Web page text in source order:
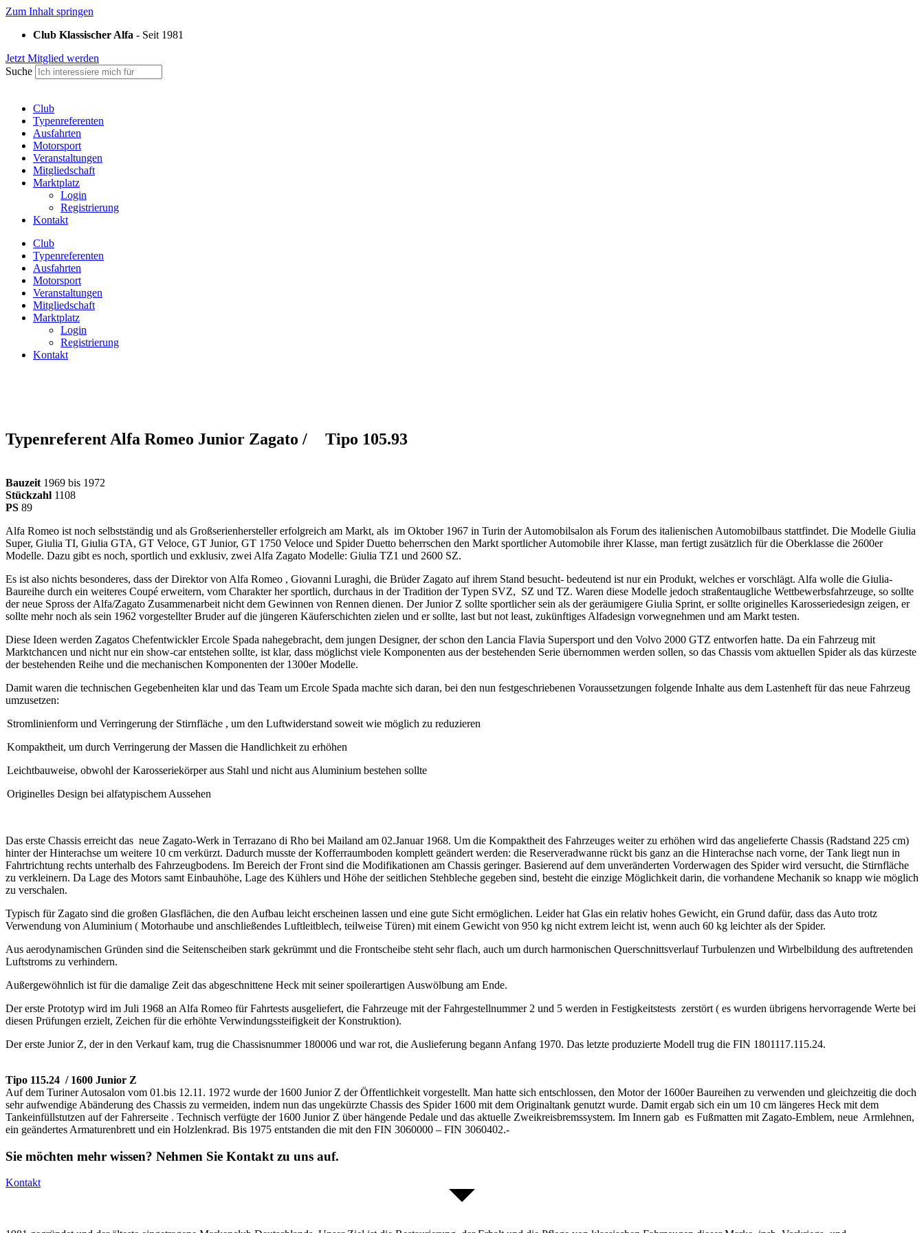
Zum Inhalt springen
Club Klassischer Alfa - Seit 1981
Jetzt Mitglied werden
Suche
Club
Typenreferenten
Ausfahrten
Motorsport
Veranstaltungen
Mitgliedschaft
Marktplatz
Login
Registrierung
Kontakt
Club
Typenreferenten
Ausfahrten
Motorsport
Veranstaltungen
Mitgliedschaft
Marktplatz
Login
Registrierung
Kontakt
Typenreferent Alfa Romeo Junior Zagato / Tipo 105.93
Bauzeit 1969 bis 1972
Stückzahl 1108
PS 89
Alfa Romeo ist noch selbstständig und als Großserienhersteller erfolgreich am Markt, als im Oktober 1967 in Turin der Automobilsalon als Forum des italienischen Automobilbaus stattfindet. Die Modelle Giulia
Super, Giulia TI, Giulia GTA, GT Veloce, GT Junior, GT 1750 Veloce und Spider Duetto beherrschen den Markt sportlicher Automobile ihrer Klasse, man fertigt zusätzlich für die Oberklasse die 2600er
Modelle. Dazu gibt es noch, sportlich und exklusiv, zwei Alfa Zagato Modelle: Giulia TZ1 und 2600 SZ.
Es ist also nichts besonderes, dass der Direktor von Alfa Romeo , Giovanni Luraghi, die Brüder Zagato auf ihrem Stand besucht- bedeutend ist nur ein Produkt, welches er vorschlägt. Alfa wolle die Giulia-
Baureihe durch ein weiteres Coupé erweitern, vom Charakter her sportlich, durchaus in der Tradition der Typen SVZ, SZ und TZ. Waren diese Modelle jedoch straßentaugliche Wettbewerbsfahrzeuge, so sollte
der neue Spross der Alfa/Zagato Zusammenarbeit nicht dem Gewinnen von Rennen dienen. Der Junior Z sollte sportlicher sein als der geräumigere Giulia Sprint, er sollte originelles Karosseriedesign zeigen, er
sollte mehr noch als sein 1962 vorgestellter Bruder auf die jüngeren Käuferschichten zielen und er sollte, last but not least, zukünftiges Alfadesign vorwegnehmen und am Markt testen.
Diese Ideen werden Zagatos Chefentwickler Ercole Spada nahegebracht, dem jungen Designer, der schon den Lancia Flavia Supersport und den Volvo 2000 GTZ entworfen hatte. Da ein Fahrzeug mit
Marktchancen und nicht nur ein show-car entstehen sollte, ist klar, dass möglichst viele Komponenten aus der bestehenden Serie übernommen werden sollen, so das Chassis vom aktuellen Spider als das kürzeste
der bestehenden Reihe und die mechanischen Komponenten der 1300er Modelle.
Damit waren die technischen Gegebenheiten klar und das Team um Ercole Spada machte sich daran, bei den nun festgeschriebenen Voraussetzungen folgende Inhalte aus dem Lastenheft für das neue Fahrzeug
umzusetzen:
Stromlinienform und Verringerung der Stirnfläche , um den Luftwiderstand soweit wie möglich zu reduzieren
Kompaktheit, um durch Verringerung der Massen die Handlichkeit zu erhöhen
Leichtbauweise, obwohl der Karosseriekörper aus Stahl und nicht aus Aluminium bestehen sollte
Originelles Design bei alfatypischem Aussehen
Das erste Chassis erreicht das neue Zagato-Werk in Terrazano di Rho bei Mailand am 02.Januar 1968. Um die Kompaktheit des Fahrzeuges weiter zu erhöhen wird das angelieferte Chassis (Radstand 225 cm)
hinter der Hinterachse um weitere 10 cm verkürzt. Dadurch musste der Kofferraumboden komplett geändert werden: die Reserveradwanne rückt bis ganz an die Hinterachse nach vorne, der Tank liegt nun in
Fahrtrichtung rechts unterhalb des Fahrzeugbodens. Im Bereich der Front sind die Modifikationen am Chassis geringer. Basierend auf dem unveränderten Vorderwagen des Spider wird versucht, die Stirnfläche
zu verkleinern. Da Lage des Motors samt Einbauhöhe, Lage des Kühlers und Höhe der seitlichen Stehbleche gegeben sind, besteht die einzige Möglichkeit darin, die vorhandene Mechanik so knapp wie möglich
zu verschalen.
Typisch für Zagato sind die großen Glasflächen, die den Aufbau leicht erscheinen lassen und eine gute Sicht ermöglichen. Leider hat Glas ein relativ hohes Gewicht, ein Grund dafür, dass das Auto trotz
Verwendung von Aluminium ( Motorhaube und anschließendes Luftleitblech, teilweise Türen) mit einem Gewicht von 950 kg nicht extrem leicht ist, wenn auch 60 kg leichter als der Spider.
Aus aerodynamischen Gründen sind die Seitenscheiben stark gekrümmt und die Frontscheibe steht sehr flach, auch um durch harmonischen Querschnittsverlauf Turbulenzen und Wirbelbildung des auftretenden
Luftstroms zu verhindern.
Außergewöhnlich ist für die damalige Zeit das abgeschnittene Heck mit seiner spoilerartigen Auswölbung am Ende.
Der erste Prototyp wird im Juli 1968 an Alfa Romeo für Fahrtests ausgeliefert, die Fahrzeuge mit der Fahrgestellnummer 2 und 5 werden in Festigkeitstests zerstört ( es wurden übrigens hervorragende Werte bei
diesen Prüfungen erzielt, Zeichen für die erhöhte Verwindungssteifigkeit der Konstruktion).
Der erste Junior Z, der in den Verkauf kam, trug die Chassisnummer 180006 und war rot, die Auslieferung begann Anfang 1970. Das letzte produzierte Modell trug die FIN 1801117.115.24.
Tipo 115.24 / 1600 Junior Z
Auf dem Turiner Autosalon vom 01.bis 12.11. 1972 wurde der 1600 Junior Z der Öffentlichkeit vorgestellt. Man hatte sich entschlossen, den Motor der 1600er Baureihen zu verwenden und gleichzeitig die doch
sehr aufwendige Abänderung des Chassis zu vermeiden, indem nun das ungekürzte Chassis des Spider 1600 mit dem Originaltank genutzt wurde. Damit ergab sich ein um 10 cm längeres Heck mit dem
Tankeinfüllstutzen auf der Fahrerseite . Technisch verfügte der 1600 Junior Z über hängende Pedale und das aktuelle Zweikreisbremssystem. Im Innern gab es Fußmatten mit Zagato-Emblem, neue Armlehnen,
ein geändertes Armaturenbrett und ein Holzlenkrad. Bis 1975 entstanden die mit den FIN 3060000 – FIN 3060402.-
Sie möchten mehr wissen? Nehmen Sie Kontakt zu uns auf.
Kontakt